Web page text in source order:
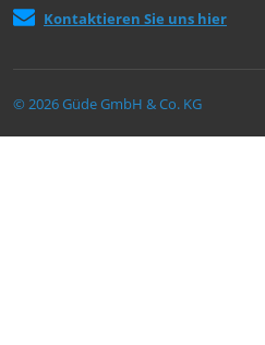
Kontaktieren Sie uns hier
© 2026 Güde GmbH & Co. KG